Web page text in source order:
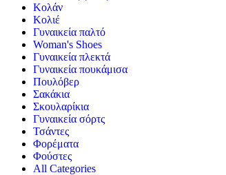
Κολάν
Κολιέ
Γυναικεία παλτό
Woman's Shoes
Γυναικεία πλεκτά
Γυναικεία πουκάμισα
Πουλόβερ
Σακάκια
Σκουλαρίκια
Γυναικεία σόρτς
Τσάντες
Φορέματα
Φούστες
All Categories